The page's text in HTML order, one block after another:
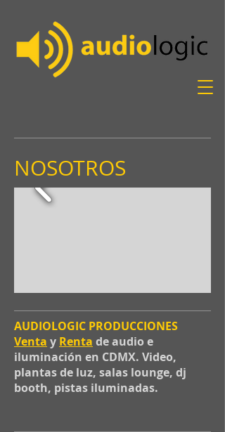
NOSOTROS
AUDIOLOGIC PRODUCCIONES
Venta y Renta de audio e
iluminación en CDMX. Video,
plantas de luz, salas lounge, dj
booth, pistas iluminadas.